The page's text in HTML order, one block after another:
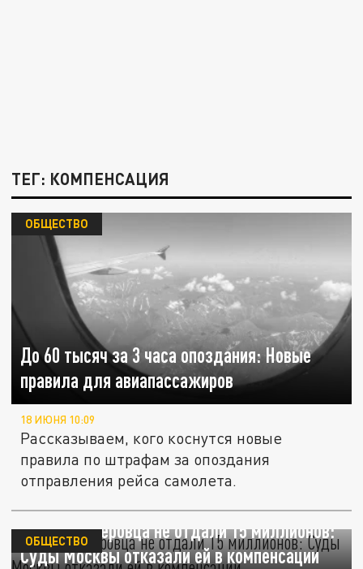
ТЕГ: КОМПЕНСАЦИЯ
До 60 тысяч за 3 часа опоздания: Новые
правила для авиапассажиров
ОБЩЕСТВО
18 ИЮНЯ 10:09
Рассказываем, кого коснутся новые
правила по штрафам за опоздания
отправления рейса самолета.
Вдове вагнеровца не отдали 15 миллионов:
Суды Москвы отказали ей в компенсации
ОБЩЕСТВО